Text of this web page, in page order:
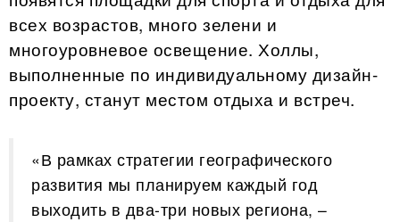
всех возрастов, много зелени и
многоуровневое освещение. Холлы,
выполненные по индивидуальному дизайн-
проекту, станут местом отдыха и встреч.
«В рамках стратегии географического
развития мы планируем каждый год
выходить в два-три новых региона, –